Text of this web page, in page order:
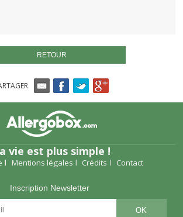
RETOUR
vie est plus simple !
Mentions légales Crédits Contact
Inscription Newsletter